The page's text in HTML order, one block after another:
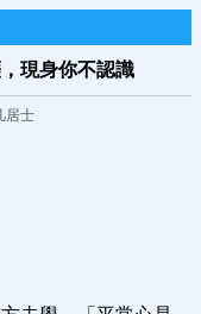
現身你不認識
居士